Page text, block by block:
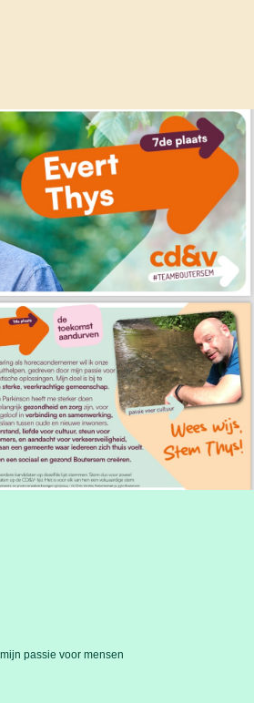
passie voor mensen